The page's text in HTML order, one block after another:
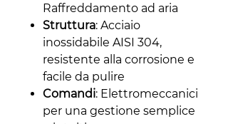
Raffreddamento ad aria
Struttura: Acciaio
inossidabile AISI 304,
resistente alla corrosione e
facile da pulire
Comandi: Elettromeccanici
per una gestione semplice